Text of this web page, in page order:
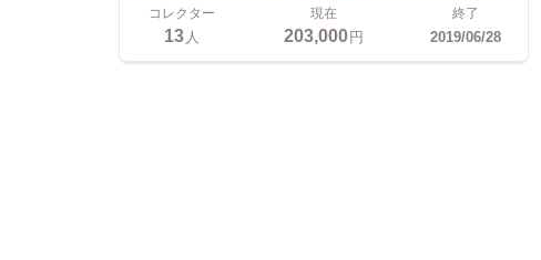
コレクター
13人
現在
203,000円
終了
2019/06/28